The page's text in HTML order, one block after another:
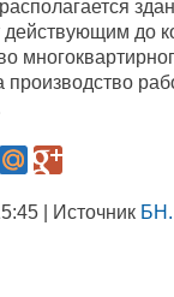
располагается
действующим до
| Источник